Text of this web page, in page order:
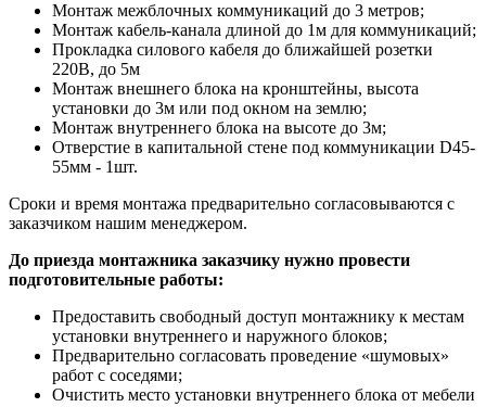
Монтаж межблочных коммуникаций до 3 метров;
Монтаж кабель-канала длиной до 1м для коммуникаций;
Прокладка силового кабеля до ближайшей розетки
220В, до 5м
Монтаж внешнего блока на кронштейны, высота
установки до 3м или под окном на землю;
Монтаж внутреннего блока на высоте до 3м;
Отверстие в капитальной стене под коммуникации D45-
55мм - 1шт.
Сроки и время монтажа предварительно согласовываются с
заказчиком нашим менеджером.
До приезда монтажника заказчику нужно провести
подготовительные работы:
Предоставить свободный доступ монтажнику к местам
установки внутреннего и наружного блоков;
Предварительно согласовать проведение «шумовых»
работ с соседями;
Очистить место установки внутреннего блока от мебели